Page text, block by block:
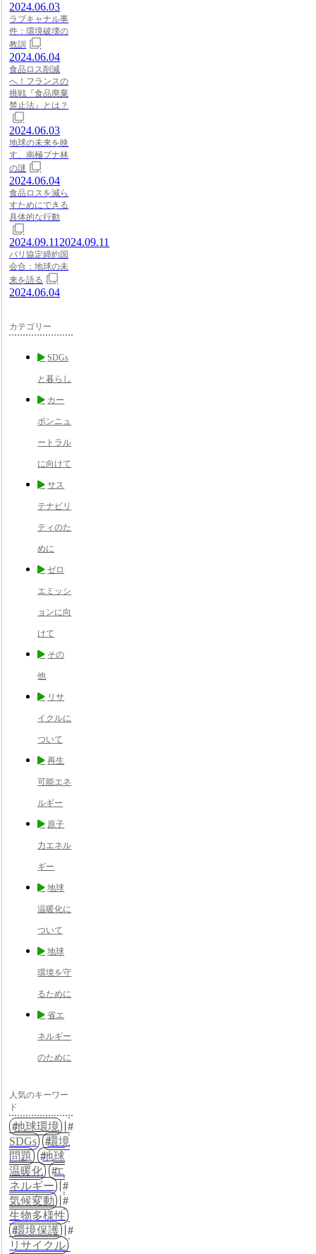
2024.06.03
ラブキャナル事
件：環境破壊の
教訓
2024.06.04
食品ロス削減
へ！フランスの
挑戦『食品廃棄
禁止法』とは？
2024.06.03
地球の未来を映
す、南極ブナ林
の謎
2024.06.04
食品ロスを減ら
すためにできる
具体的な行動
2024.09.11 2024.09.11
パリ協定締約国
会合：地球の未
来を語る
2024.06.04
カテゴリー
SDGs
と暮らし
カー
ボンニュ
ートラル
に向けて
サス
テナビリ
ティのた
めに
ゼロ
エミッシ
ョンに向
けて
その
他
リサ
イクルに
ついて
再生
可能エネ
ルギー
原子
力エネル
ギー
地球
温暖化に
ついて
地球
環境を守
るために
省エ
ネルギー
のために
人気のキーワー
ド
地球環境
SDGs
環境
問題
地球
温暖化
エ
ネルギー
気候変動
生物多様性
環境保護
リサイクル